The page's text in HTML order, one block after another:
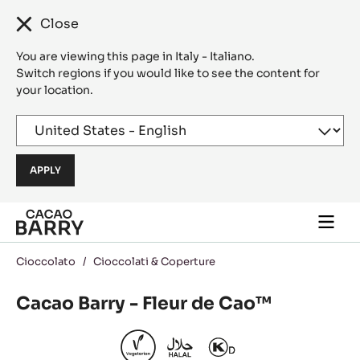
Close
You are viewing this page in Italy - Italiano.
Switch regions if you would like to see the content for
your location.
Skip to main content
main
Cioccolato / Cioccolati & Coperture
Cacao Barry - Fleur de Cao™